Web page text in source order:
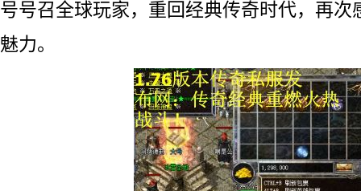
号号召全球玩家，重回经典传奇时代，再次
魅力。